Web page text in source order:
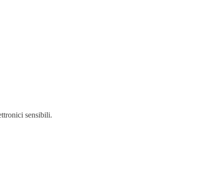
sensibili.